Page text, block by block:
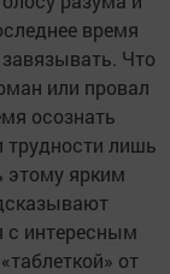
время
Что
или провал
осознать
лишь
этому ярким
интересным
от